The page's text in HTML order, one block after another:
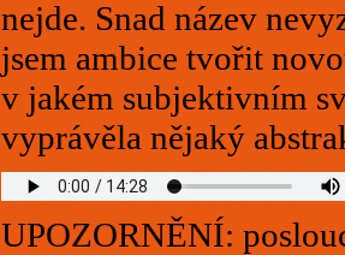
nejde. Snad název
jsem ambice tvořit
v jakém subjektivním
vyprávěla nějaký
UPOZORNĚNÍ: